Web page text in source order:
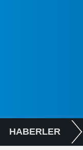
HABERLER